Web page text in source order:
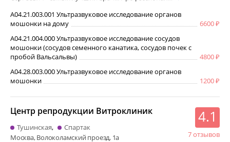
A04.21.003.001 Ультразвуковое исследование органов
мошонки на дому
6600
A04.21.004.000 Ультразвуковое исследование сосудов
мошонки (сосудов семенного канатика, сосудов почек с
пробой Вальсальвы)
4800
A04.28.003.000 Ультразвуковое исследование органов
мошонки
1200
Центр репродукции Витроклиник 4.1
7 отзывов
Тушинская
Спартак
Москва, Волоколамский проезд, 1а